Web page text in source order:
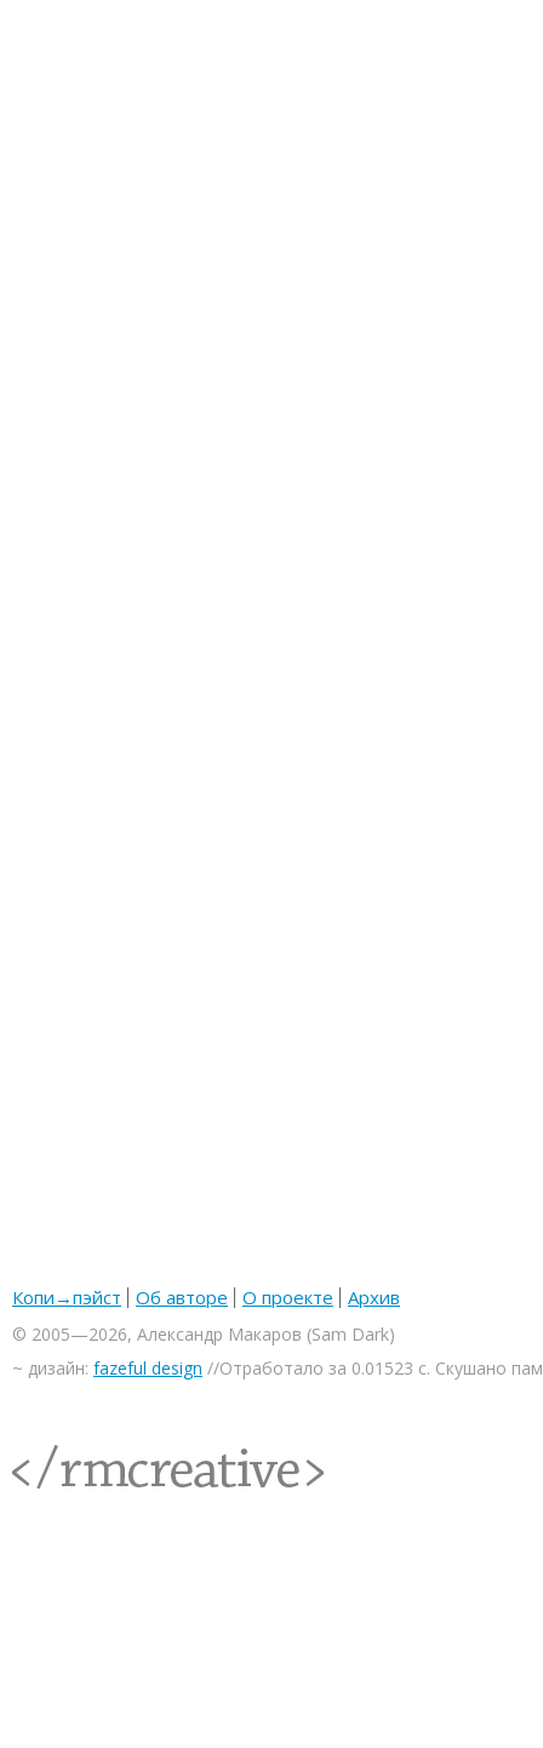
Копи→пэйст Об авторе О проекте Архив
© 2005—2026, Александр Макаров (Sam Dark)
~ дизайн: fazeful design //Отработало за 0.01523 с. Скушано
<rmcreative/>